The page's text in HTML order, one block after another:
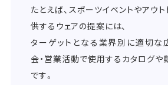
たとえば、スポーツイベントやアウ
供するウェアの提案には、
ターゲットとなる業界別に適切な
会・営業活動で使用するカタログ
です。